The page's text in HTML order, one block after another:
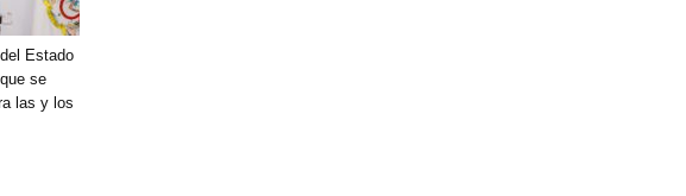
Estado
se
las y los